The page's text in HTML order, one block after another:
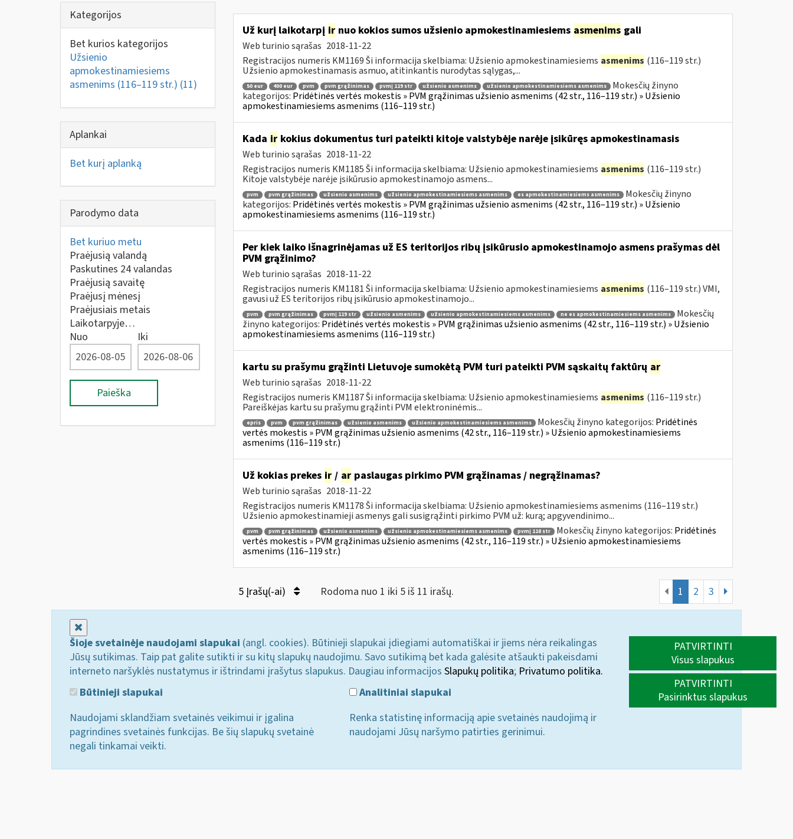
Kategorijos
Bet kurios kategorijos
Užsienio
apmokestinamiesiems
asmenims (116–119 str.) (11)
Aplankai
Bet kurį aplanką
Parodymo data
Bet kuriuo metu
Praėjusią valandą
Paskutines 24 valandas
Praėjusią savaitę
Praėjusį mėnesį
Praėjusiais metais
Laikotarpyje…
Nuo
Iki
Paieška
Už kurį laikotarpį irnuo kokios sumos užsienio apmokestinamiesiems asmenims gali
Web turinio sąrašas 2018-11-22
Registracijos numeris KM1169 Ši informacija skelbiama: Užsienio apmokestinamiesiems asmenims (116–119 str.)
Užsienio apmokestinamasis asmuo, atitinkantis nurodytas sąlygas,...
50 eur 400 eur pvm pvm grąžinimas pvmį 119 str užsienio asmenims užsienio apmokestinamiesiems asmenims
Mokesčių žinyno
kategorijos: Pridėtinės vertės mokestis » PVM grąžinimas užsienio asmenims (42 str., 116–119 str.) » Užsienio
apmokestinamiesiems asmenims (116–119 str.)
Kada irkokius dokumentus turi pateikti kitoje valstybėje narėje įsikūręs apmokestinamasis
Web turinio sąrašas 2018-11-22
Registracijos numeris KM1185 Ši informacija skelbiama: Užsienio apmokestinamiesiems asmenims (116–119 str.)
Kitoje valstybėje narėje įsikūrusio apmokestinamojo asmens...
pvm pvm grąžinimas užsienio asmenims užsienio apmokestinamiesiems asmenims es apmokestinamiesiems asmenims
Mokesčių žinyno
kategorijos: Pridėtinės vertės mokestis » PVM grąžinimas užsienio asmenims (42 str., 116–119 str.) » Užsienio
apmokestinamiesiems asmenims (116–119 str.)
Per kiek laiko išnagrinėjamas už ES teritorijos ribų įsikūrusio apmokestinamojo asmens prašymas dėl
PVM grąžinimo?
Web turinio sąrašas 2018-11-22
Registracijos numeris KM1181 Ši informacija skelbiama: Užsienio apmokestinamiesiems asmenims (116–119 str.) VMI,
gavusi už ES teritorijos ribų įsikūrusio apmokestinamojo...
pvm pvm grąžinimas pvmį 119 str užsienio asmenims užsienio apmokestinamiesiems asmenims ne es apmokestinamiesiems asmenims
Mokesčių
žinyno kategorijos: Pridėtinės vertės mokestis » PVM grąžinimas užsienio asmenims (42 str., 116–119 str.) » Užsienio
apmokestinamiesiems asmenims (116–119 str.)
kartu su prašymu grąžinti Lietuvoje sumokėtą PVM turi pateikti PVM sąskaitų faktūrų ar
Web turinio sąrašas 2018-11-22
Registracijos numeris KM1187 Ši informacija skelbiama: Užsienio apmokestinamiesiems asmenims (116–119 str.)
Pareiškėjas kartu su prašymu grąžinti PVM elektroninėmis...
epris pvm pvm grąžinimas užsienio asmenims užsienio apmokestinamiesiems asmenims Mokesčių žinyno kategorijos: Pridėtinės
vertės mokestis » PVM grąžinimas užsienio asmenims (42 str., 116–119 str.) » Užsienio apmokestinamiesiems
asmenims (116–119 str.)
Už kokias prekes ir/ arpaslaugas pirkimo PVM grąžinamas / negrąžinamas?
Web turinio sąrašas 2018-11-22
Registracijos numeris KM1178 Ši informacija skelbiama: Užsienio apmokestinamiesiems asmenims (116–119 str.)
Užsienio apmokestinamieji asmenys gali susigrąžinti pirkimo PVM už: kurą; apgyvendinimo...
pvm pvm grąžinimas užsienio asmenims užsienio apmokestinamiesiems asmenims pvmį 118 str Mokesčių žinyno kategorijos: Pridėtinės
vertės mokestis » PVM grąžinimas užsienio asmenims (42 str., 116–119 str.) » Užsienio apmokestinamiesiems
asmenims (116–119 str.)
5 Įrašų(-ai) Rodoma nuo 1 iki 5 iš 11 irašų. 1 2 3
Šioje svetainėje naudojami slapukai (angl. cookies). Būtinieji slapukai įdiegiami automatiškai ir jiems nėra reikalingas
Jūsų sutikimas. Taip pat galite sutikti ir su kitų slapukų naudojimu. Savo sutikimą bet kada galėsite atšaukti pakeisdami
interneto naršyklės nustatymus ir ištrindami įrašytus slapukus. Daugiau informacijos Slapukų politika; Privatumo politika.
Būtinieji slapukai
Naudojami sklandžiam svetainės veikimui ir įgalina
pagrindines svetainės funkcijas. Be šių slapukų svetainė
negali tinkamai veikti.
Analitiniai slapukai
Renka statistinę informaciją apie svetainės naudojimą ir
naudojami Jūsų naršymo patirties gerinimui.
PATVIRTINTI
Visus slapukus
PATVIRTINTI
Pasirinktus slapukus